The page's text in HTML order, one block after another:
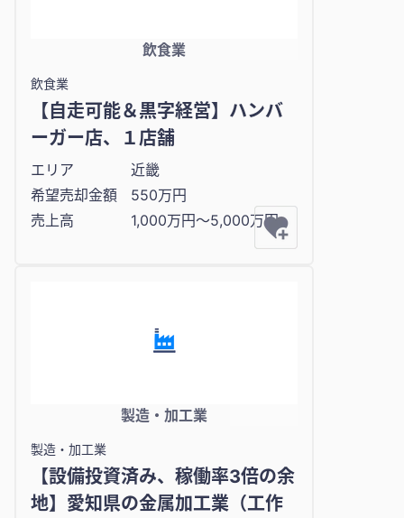
飲食業
飲食業
【自走可能＆黒字経営】ハンバ
ーガー店、１店舗
エリア
近畿
希望売却金額
550万円
売上高
1,000万円〜5,000万円
製造・加工業
製造・加工業
【設備投資済み、稼働率3倍の余
地】愛知県の金属加工業（工作